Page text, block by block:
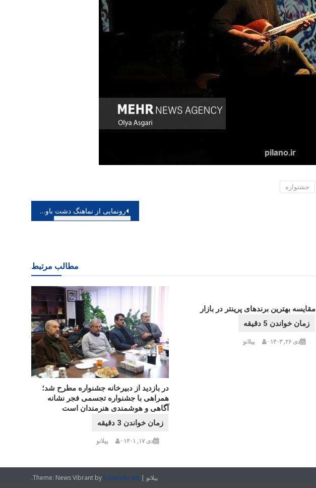
جشنواره
رونمایی از نماهنگ دشت باوینه عیدانه حوزه هنری در نوروز ۱۴۰۳
مطالب مرتبط
در بازدید از دبیرخانه جشنواره مطرح شد؛
همراهی با جشنواره تجسمی فجر نشانه
آگاهی و هوشمندی هنرمندان است
دی ۱۷, ۱۴۰۱ پیلانو
مقایسه بهترین برندهای پرینتر در بازار
دی ۲۶, ۱۴۰۳ پیلانو
پیلانو |
Theme: News Vibrant by CodeVibrant
.